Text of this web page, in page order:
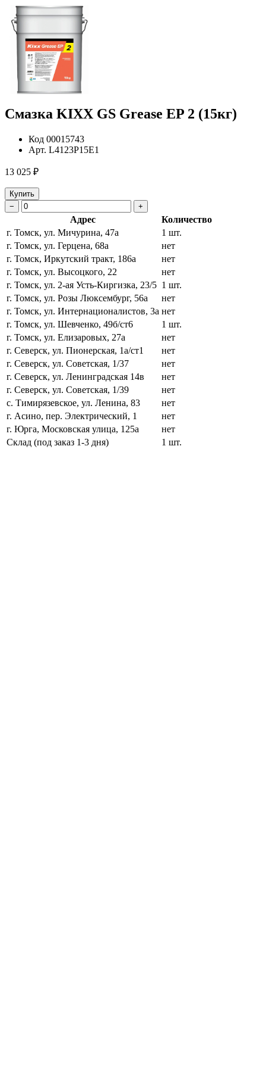
Смазка KIXX GS Grease EP 2 (15кг)
Код 00015743
Арт. L4123P15E1
13 025 ₽
Купить
−
+
Адрес
Количество
г. Томск, ул. Мичурина, 47а
1 шт.
г. Томск, ул. Герцена, 68а
нет
г. Томск, Иркутский тракт, 186а
нет
г. Томск, ул. Высоцкого, 22
нет
г. Томск, ул. 2-ая Усть-Киргизка, 23/5 1 шт.
г. Томск, ул. Розы Люксембург, 56а
нет
г. Томск, ул. Интернационалистов, 3а нет
г. Томск, ул. Шевченко, 49б/ст6
1 шт.
г. Томск, ул. Елизаровых, 27а
нет
г. Северск, ул. Пионерская, 1а/ст1
нет
г. Северск, ул. Советская, 1/37
нет
г. Северск, ул. Ленинградская 14в
нет
г. Северск, ул. Советская, 1/39
нет
с. Тимирязевское, ул. Ленина, 83
нет
г. Асино, пер. Электрический, 1
нет
г. Юрга, Московская улица, 125а
нет
Склад (под заказ 1-3 дня)
1 шт.